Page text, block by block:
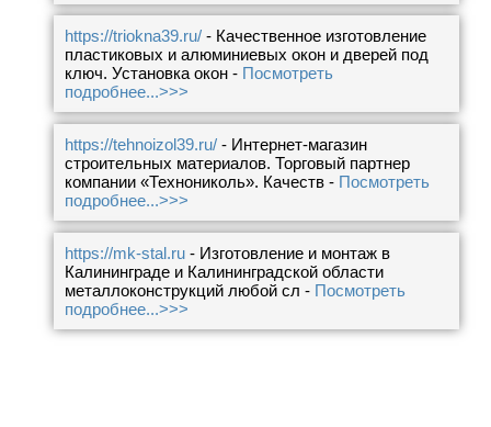
https://triokna39.ru/ - Качественное изготовление
пластиковых и алюминиевых окон и дверей под
ключ. Установка окон - Посмотреть
подробнее...>>>
https://tehnoizol39.ru/ - Интернет-магазин
строительных материалов. Торговый партнер
компании «Технониколь». Качеств - Посмотреть
подробнее...>>>
https://mk-stal.ru - Изготовление и монтаж в
Калининграде и Калининградской области
металлоконструкций любой сл - Посмотреть
подробнее...>>>